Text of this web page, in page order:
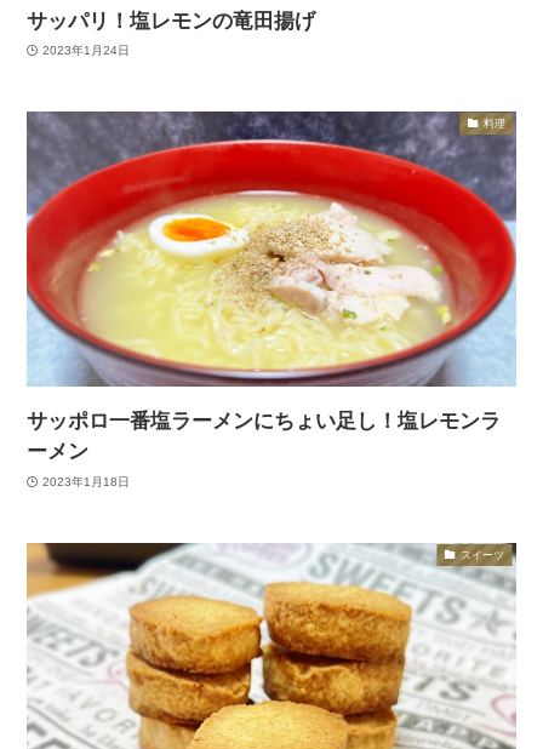
サッパリ！塩レモンの竜田揚げ
2023年1月24日
料理
サッポロ一番塩ラーメンにちょい足し！塩レモンラ
ーメン
2023年1月18日
スイーツ